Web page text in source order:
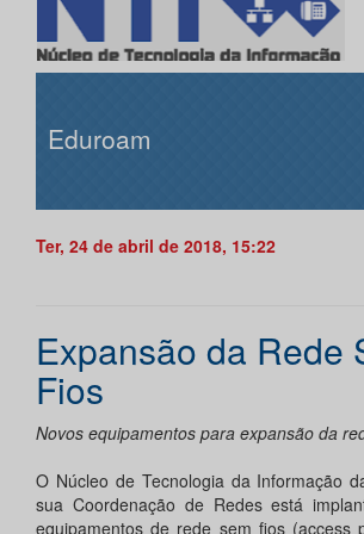
Eduroam
Ter, 24 de abril de 2018, 15:22
Expansão da Rede
Fios
Novos equipamentos para expansão da
O Núcleo de Tecnologia da Informação
sua Coordenação de Redes está
equipamentos de rede sem fios (access